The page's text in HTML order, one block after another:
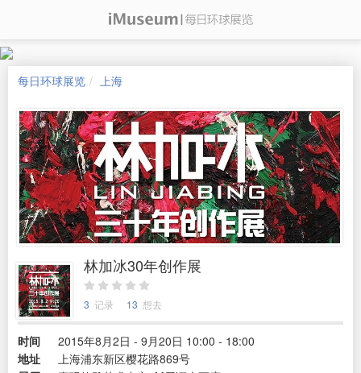
每日环球展览 上海
林加冰30年创作展
3 记录 13 想去
时间
2015年8月2日 - 9月20日 10:00 - 18:00
地址
上海浦东新区樱花路869号